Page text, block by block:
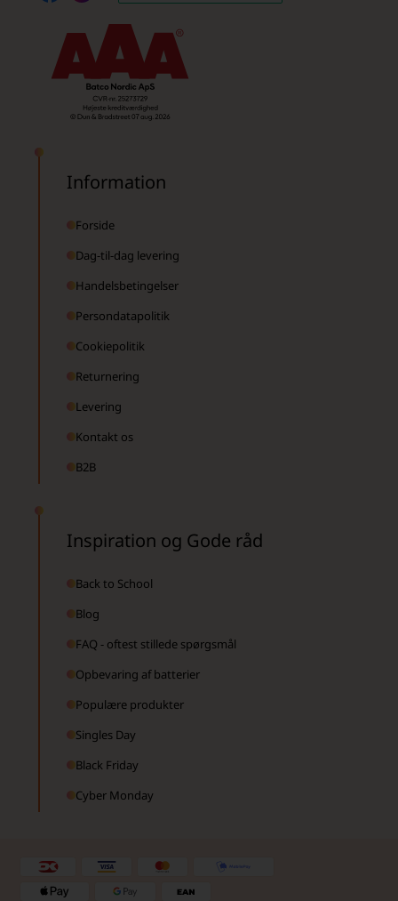
Information
Forside
Dag-til-dag levering
Handelsbetingelser
Persondatapolitik
Cookiepolitik
Returnering
Levering
Kontakt os
B2B
Inspiration og Gode råd
Back to School
Blog
FAQ - oftest stillede spørgsmål
Opbevaring af batterier
Populære produkter
Singles Day
Black Friday
Cyber Monday